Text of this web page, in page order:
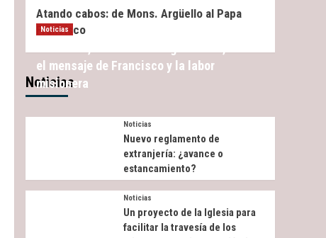
Atando cabos: de Mons. Argüello al Papa
Francisco
Noticias
Noticias
el mensaje de Francisco y la labor
misionera
Noticias
Nuevo reglamento de
extranjería: ¿avance o
estancamiento?
Noticias
Un proyecto de la Iglesia para
facilitar la travesía de los